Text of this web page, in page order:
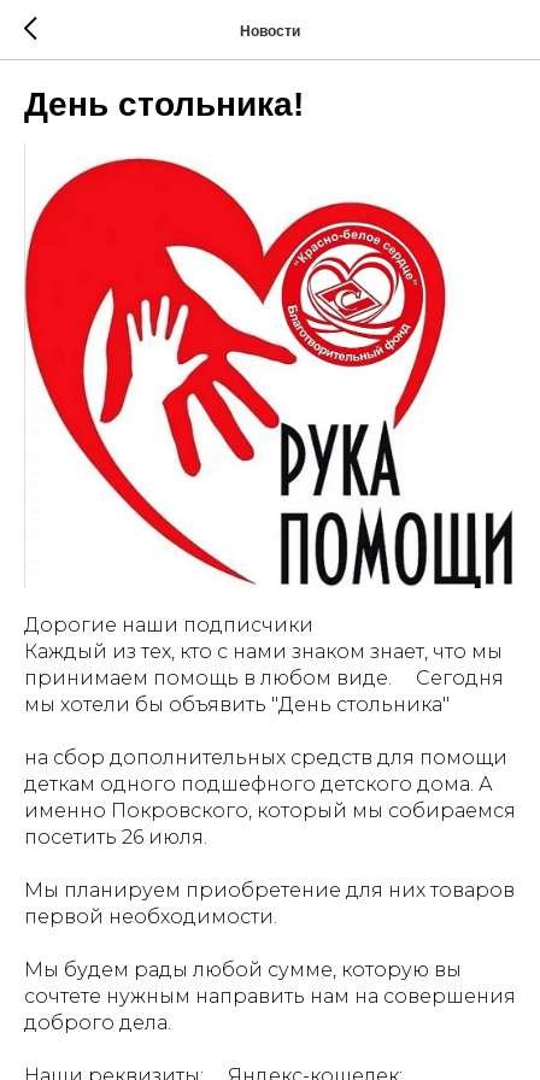
Новости
День стольника!
Дорогие наши подписчики
Каждый из тех, кто с нами знаком знает, что мы
принимаем помощь в любом виде. ⠀ Сегодня
мы хотели бы объявить "День стольника"
на сбор дополнительных средств для помощи
деткам одного подшефного детского дома. А
именно Покровского, который мы собираемся
посетить 26 июля.
Мы планируем приобретение для них товаров
первой необходимости.
Мы будем рады любой сумме, которую вы
сочтете нужным направить нам на совершения
доброго дела.